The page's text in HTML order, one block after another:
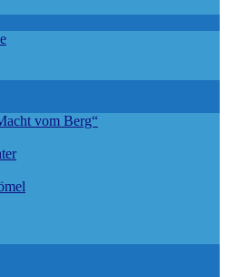
vom Berg“